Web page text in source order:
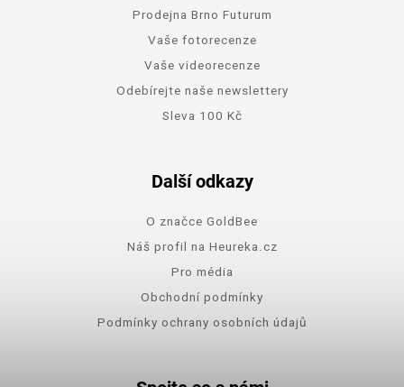
Prodejna Brno Futurum
Vaše fotorecenze
Vaše videorecenze
Odebírejte naše newslettery
Sleva 100 Kč
Další odkazy
O značce GoldBee
Náš profil na Heureka.cz
Pro média
Obchodní podmínky
Podmínky ochrany osobních údajů